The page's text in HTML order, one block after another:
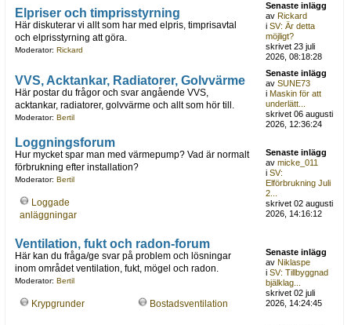
Elpriser och timprisstyrning
Här diskuterar vi allt som har med elpris, timprisavtal
och elprisstyrning att göra.
Moderator: Rickard
Senaste inlägg
avRickard
iSV: Är detta
möjligt?
skrivet 23 juli
2026, 08:18:28
VVS, Acktankar, Radiatorer, Golvvärme
Här postar du frågor och svar angående VVS,
acktankar, radiatorer, golvvärme och allt som hör till.
Moderator: Bertil
Senaste inlägg
avSUNE73
iMaskin för att
underlätt...
skrivet 06 augusti
2026, 12:36:24
Loggningsforum
Hur mycket spar man med värmepump? Vad är normalt
förbrukning efter installation?
Moderator: Bertil
Loggade
anläggningar
Senaste inlägg
avmicke_011
iSV:
Elförbrukning Juli
2...
skrivet 02 augusti
2026, 14:16:12
Ventilation, fukt och radon-forum
Här kan du fråga/ge svar på problem och lösningar
inom området ventilation, fukt, mögel och radon.
Moderator: Bertil
Krypgrunder Bostadsventilation
Senaste inlägg
avNiklaspe
iSV: Tillbyggnad
bjälklag...
skrivet 02 juli
2026, 14:24:45